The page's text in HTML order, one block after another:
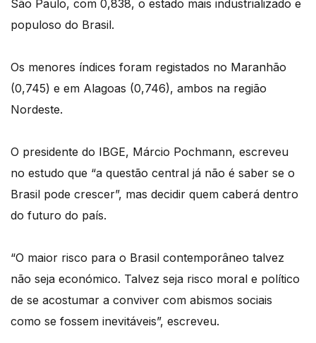
São Paulo, com 0,838, o estado mais industrializado e
populoso do Brasil.
Os menores índices foram registados no Maranhão
(0,745) e em Alagoas (0,746), ambos na região
Nordeste.
O presidente do IBGE, Márcio Pochmann, escreveu
no estudo que “a questão central já não é saber se o
Brasil pode crescer”, mas decidir quem caberá dentro
do futuro do país.
“O maior risco para o Brasil contemporâneo talvez
não seja económico. Talvez seja risco moral e político
de se acostumar a conviver com abismos sociais
como se fossem inevitáveis”, escreveu.